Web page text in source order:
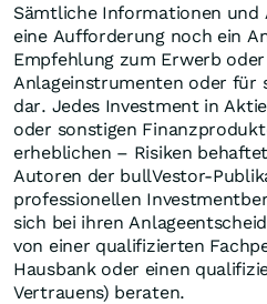
Sämtliche Informationen und
eine Aufforderung noch ein
Empfehlung zum Erwerb
Anlageinstrumenten oder für
dar. Jedes Investment in
oder sonstigen
erheblichen – Risiken
Autoren der bullVestor-
professionellen
sich bei ihren
von einer qualifizierten
Hausbank oder einen
Vertrauens) beraten.